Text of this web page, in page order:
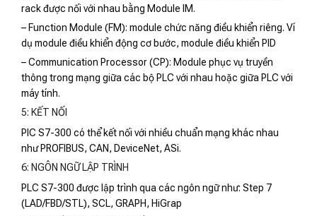
rack được nối với nhau bằng Module IM.
– Function Module (FM): module chức năng điều khiển riêng. Ví
dụ module điều khiển động cơ bước, module điều khiển PID
– Communication Processor (CP): Module phục vụ truyền
thông trong mạng giữa các bộ PLC với nhau hoặc giữa PLC với
máy tính.
5: KẾT NỐI
PlC S7-300 có thể kết nối với nhiều chuẩn mạng khác nhau
như PROFIBUS, CAN, DeviceNet, ASi.
6: NGÔN NGỮ LẬP TRÌNH
PLC S7-300 được lập trình qua các ngôn ngữ như: Step 7
(LAD/FBD/STL), SCL, GRAPH, HiGrap